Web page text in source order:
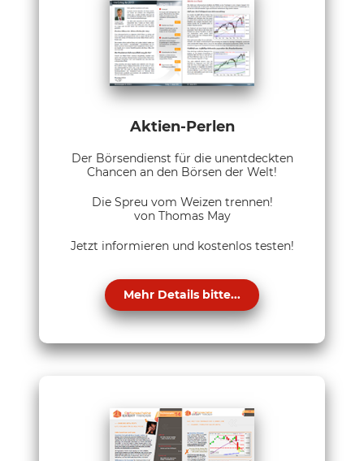
Aktien-Perlen
Der Börsendienst für die unentdeckten
Chancen an den Börsen der Welt!
Die Spreu vom Weizen trennen!
von Thomas May
Jetzt informieren und kostenlos testen!
Mehr Details bitte...